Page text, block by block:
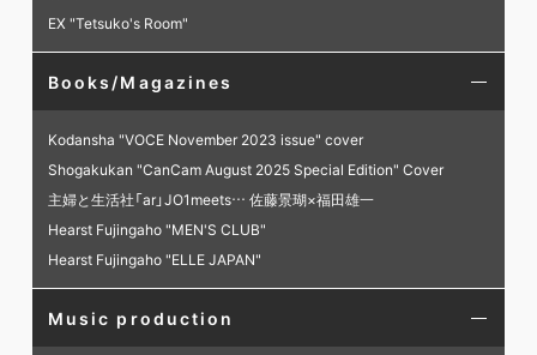
EX "Tetsuko's Room"
Books/Magazines
Kodansha "VOCE November 2023 issue" cover
Shogakukan "CanCam August 2025 Special Edition" Cover
主婦と生活社「ar」JO1meets… 佐藤景瑚×福田雄一
Hearst Fujingaho "MEN'S CLUB"
Hearst Fujingaho "ELLE JAPAN"
Music production